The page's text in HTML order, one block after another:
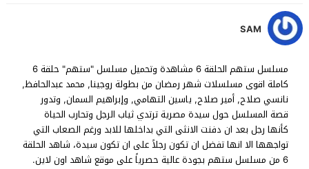
SAM
مسلسل ستهم الحلقة 6 مشاهدة وتحميل مسلسل "ستهم" حلقة 6
كاملة اقوى مسلسلات شهر رمضان من بطولة روجينا, محمد عبدالحافظ,
نانسي صلاح, أمير صلاح, ياسين التهامي, وإبراهيم السمان, وتدور
قصة المسلسل حول سيدة مصرية ترتدي ثياب الرجل وتحارب الحياة
كأنها رجل بعد ان دفنت الانثى التي بداخلها للابد ورغم الصعاب التي
تواجهها الا انها تفضل ان تكون رجلاً على ان تكون سيدة، شاهد الحلقة
6 من مسلسل ستهم بجودة عالية حصرياً على موقع شاهد اون لاين.